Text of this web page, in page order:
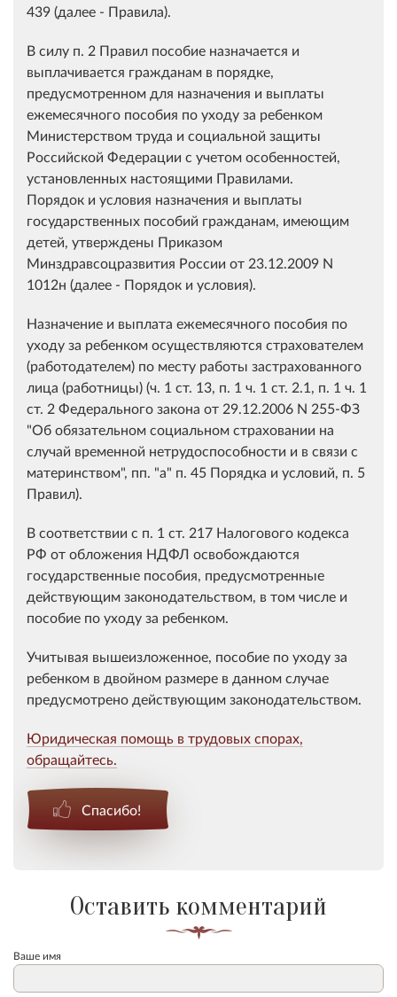
439 (далее - Правила).
В силу п. 2 Правил пособие назначается и
выплачивается гражданам в порядке,
предусмотренном для назначения и выплаты
ежемесячного пособия по уходу за ребенком
Министерством труда и социальной защиты
Российской Федерации с учетом особенностей,
установленных настоящими Правилами.
Порядок и условия назначения и выплаты
государственных пособий гражданам, имеющим
детей, утверждены Приказом
Минздравсоцразвития России от 23.12.2009 N
1012н (далее - Порядок и условия).
Назначение и выплата ежемесячного пособия по
уходу за ребенком осуществляются страхователем
(работодателем) по месту работы застрахованного
лица (работницы) (ч. 1 ст. 13, п. 1 ч. 1 ст. 2.1, п. 1 ч. 1
ст. 2 Федерального закона от 29.12.2006 N 255-ФЗ
"Об обязательном социальном страховании на
случай временной нетрудоспособности и в связи с
материнством", пп. "а" п. 45 Порядка и условий, п. 5
Правил).
В соответствии с п. 1 ст. 217 Налогового кодекса
РФ от обложения НДФЛ освобождаются
государственные пособия, предусмотренные
действующим законодательством, в том числе и
пособие по уходу за ребенком.
Учитывая вышеизложенное, пособие по уходу за
ребенком в двойном размере в данном случае
предусмотрено действующим законодательством.
Юридическая помощь в трудовых спорах,
обращайтесь.
Спасибо!
Оставить комментарий
Ваше имя